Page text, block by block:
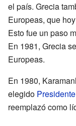
el país. Grecia
Europeas, que
Esto fue un paso
En 1981, Grecia
Europeas.
En 1980,
elegido
reemplazó como